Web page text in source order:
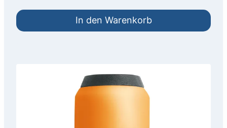
In den Warenkorb